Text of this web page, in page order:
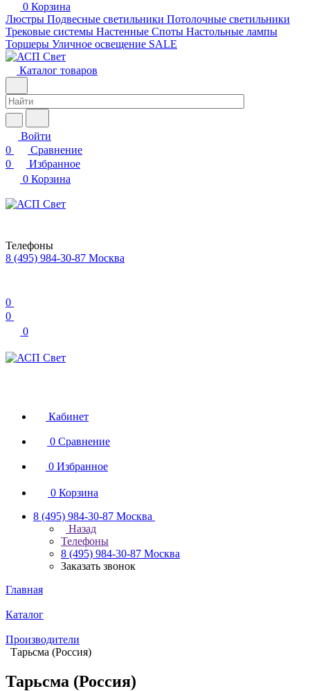
0 Корзина
Люстры Подвесные светильники Потолочные светильники
Трековые системы Настенные Споты Настольные лампы
Торшеры Уличное освещение SALE
Каталог товаров
Войти
0
Сравнение
0
Избранное
0 Корзина
Телефоны
8 (495) 984-30-87 Москва
0
0
0
Кабинет
0 Сравнение
0 Избранное
0 Корзина
8 (495) 984-30-87 Москва
Назад
Телефоны
8 (495) 984-30-87 Москва
Заказать звонок
Главная
Каталог
Производители
Тарьсма (Россия)
Тарьсма (Россия)